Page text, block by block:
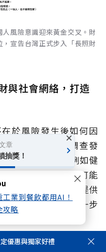
業到餐飲都用AI！
攻略
風險意識迎來黃金交叉。財
宣告台灣正式步入「長照財
與社會網絡，打造
於風險發生後如何因
否已做好準備。調查發
往往互相影響，例如健
支出，財務壓力也可能
獨或孤立，缺乏可提供
些風險更可能被進一步
財務，更必須打破單點
優惠與獨家好禮
章
抽獎！
×